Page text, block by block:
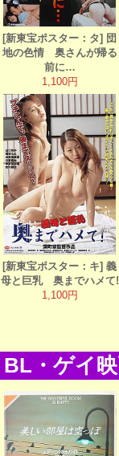
[新東宝ポスター：タ] 団
地の色情 奥さんが帰る
前に…
1,100円
[新東宝ポスター：キ] 義
母と巨乳 奥までハメて!
1,100円
BL・ゲイ